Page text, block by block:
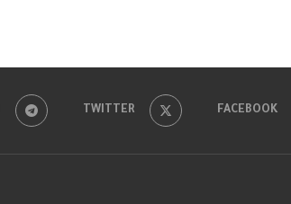
FACEBOOK
TWITTER